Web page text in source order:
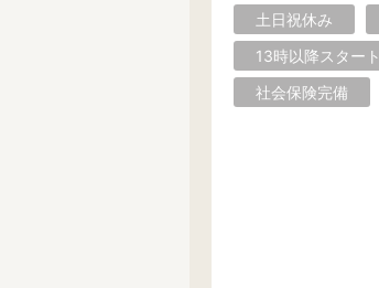
土日祝休み
13時以降スタート
社会保険完備
江戸川区
杉並区